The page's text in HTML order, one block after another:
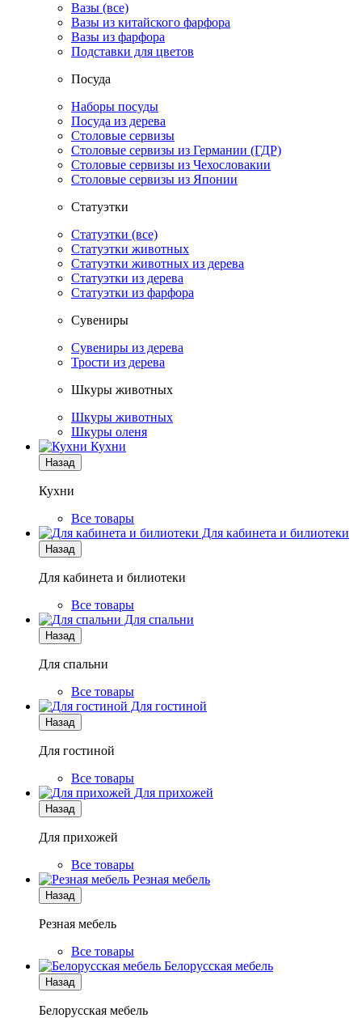
Вазы (все)
Вазы из китайского фарфора
Вазы из фарфора
Подставки для цветов
Посуда
Наборы посуды
Посуда из дерева
Столовые сервизы
Столовые сервизы из Германии (ГДР)
Столовые сервизы из Чехословакии
Столовые сервизы из Японии
Статуэтки
Статуэтки (все)
Статуэтки животных
Статуэтки животных из дерева
Статуэтки из дерева
Статуэтки из фарфора
Сувениры
Сувениры из дерева
Трости из дерева
Шкуры животных
Шкуры животных
Шкуры оленя
Кухни
Назад
Кухни
Все товары
Для кабинета и билиотеки
Назад
Для кабинета и билиотеки
Все товары
Для спальни
Назад
Для спальни
Все товары
Для гостиной
Назад
Для гостиной
Все товары
Для прихожей
Назад
Для прихожей
Все товары
Резная мебель
Назад
Резная мебель
Все товары
Белорусская мебель
Назад
Белорусская мебель